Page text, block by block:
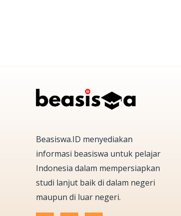
Beasiswa.ID menyediakan
informasi beasiswa untuk pelajar
Indonesia dalam mempersiapkan
studi lanjut baik di dalam negeri
maupun di luar negeri.